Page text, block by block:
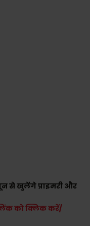
से खुलेंगे प्राइमरी और
को क्लिक करें/